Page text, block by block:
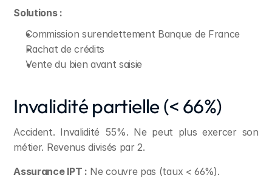
Solutions :
Commission surendettement Banque de France
Rachat de crédits
Vente du bien avant saisie
Invalidité partielle (< 66%)
Accident. Invalidité 55%. Ne peut plus exercer son
métier. Revenus divisés par 2.
Assurance IPT : Ne couvre pas (taux < 66%).